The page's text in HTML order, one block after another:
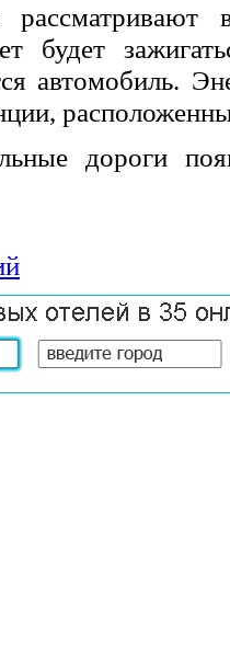
будет
автомобиль.
дороги